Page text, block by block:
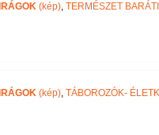
(kép), TERMÉSZET
(kép), TÁBOROZÓK-